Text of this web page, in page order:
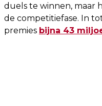
duels te winnen, maar
de competitiefase. In
premies bijna 43